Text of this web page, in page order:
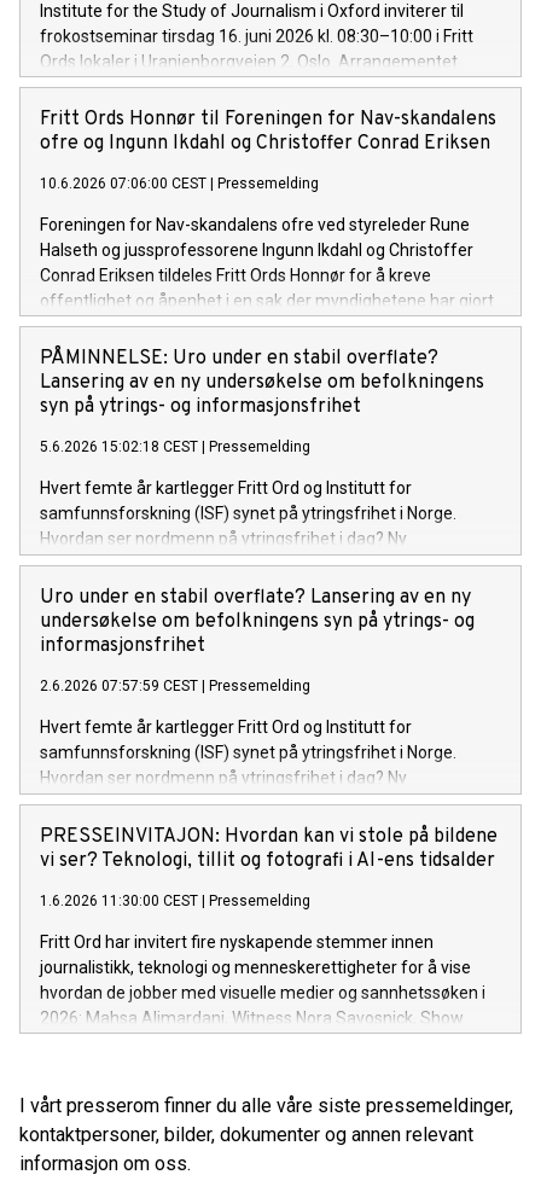
Institute for the Study of Journalism i Oxford inviterer til
frokostseminar tirsdag 16. juni 2026 kl. 08:30–10:00 i Fritt
Ords lokaler i Uranienborgveien 2, Oslo. Arrangementet
presenterer Reuters Digital News Report 2026 – verdens
største og viktigste medieundersøkelse – som lanseres
internasjonalt natt til 16. juni
Fritt Ords Honnør til Foreningen for Nav-skandalens
ofre og Ingunn Ikdahl og Christoffer Conrad Eriksen
10.6.2026 07:06:00 CEST Pressemelding
Foreningen for Nav-skandalens ofre ved styreleder Rune
Halseth og jussprofessorene Ingunn Ikdahl og Christoffer
Conrad Eriksen tildeles Fritt Ords Honnør for å kreve
offentlighet og åpenhet i en sak der myndighetene har gjort
feil som har gått utover mange menneskers rettssikkerhet.
PÅMINNELSE: Uro under en stabil overflate?
Lansering av en ny undersøkelse om befolkningens
syn på ytrings- og informasjonsfrihet
5.6.2026 15:02:18 CEST Pressemelding
Hvert femte år kartlegger Fritt Ord og Institutt for
samfunnsforskning (ISF) synet på ytringsfrihet i Norge.
Hvordan ser nordmenn på ytringsfrihet i dag? Ny
forskningsrapport gir svar. Fritt Ord og ISF inviterer til
lansering av rapporten Uro under en stabil overflate? og
samtale om funnene mandag 8. juni 2026 kl. 9.00–11.00 i
Fritt Ords lokaler i Uranienborgveien 2, Oslo.
Uro under en stabil overflate? Lansering av en ny
undersøkelse om befolkningens syn på ytrings- og
informasjonsfrihet
2.6.2026 07:57:59 CEST Pressemelding
Hvert femte år kartlegger Fritt Ord og Institutt for
samfunnsforskning (ISF) synet på ytringsfrihet i Norge.
Hvordan ser nordmenn på ytringsfrihet i dag? Ny
forskningsrapport gir svar. Fritt Ord og ISF inviterer til
lansering av rapporten Uro under en stabil overflate? og
samtale om funnene mandag 8. juni 2026 kl. 9.00–11.00 i
PRESSEINVITAJON: Hvordan kan vi stole på bildene
vi ser? Teknologi, tillit og fotografi i AI-ens tidsalder
1.6.2026 11:30:00 CEST Pressemelding
Fritt Ord har invitert fire nyskapende stemmer innen
journalistikk, teknologi og menneskerettigheter for å vise
hvordan de jobber med visuelle medier og sannhetssøken i
2026: Mahsa Alimardani, Witness Nora Savosnick, Show
I vårt presserom finner du alle våre siste pressemeldinger,
kontaktpersoner, bilder, dokumenter og annen relevant
informasjon om oss.